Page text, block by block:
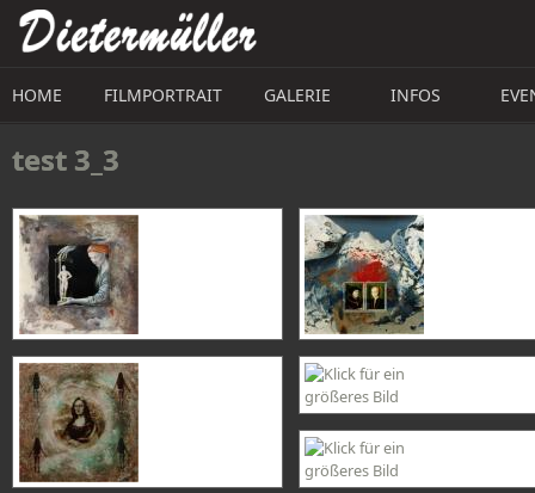
Direkt zum Inhalt
HOME FILMPORTRAIT GALERIE INFOS
test 3_3